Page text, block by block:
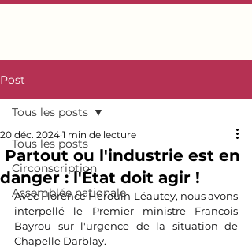
Post
Tous les posts
Circonscription
Assemblée nationale
Tous les posts
Partout ou l'industrie est en
danger : l'État doit agir !
20 déc. 2024 1 min de lecture
Avec Florence Hérouin Léautey, nous avons
interpellé le Premier ministre Francois
Bayrou sur l'urgence de la situation de
Chapelle Darblay.